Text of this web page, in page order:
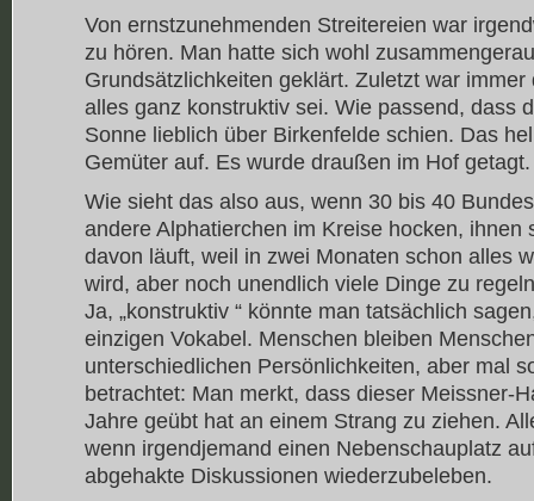
Von ernstzunehmenden Streitereien war
zu hören. Man hatte sich wohl
Grundsätzlichkeiten geklärt. Zuletzt war
alles ganz konstruktiv sei. Wie passend, dass
Sonne lieblich über Birkenfelde schien. Das
Gemüter auf. Es wurde draußen im Hof getagt.
Wie sieht das also aus, wenn 30 bis 40
andere Alphatierchen im Kreise hocken, ihnen
davon läuft, weil in zwei Monaten schon alles
wird, aber noch unendlich viele Dinge zu
Ja, „konstruktiv “ könnte man tatsächlich
einzigen Vokabel. Menschen bleiben
unterschiedlichen Persönlichkeiten, aber mal
betrachtet: Man merkt, dass dieser Meissner-
Jahre geübt hat an einem Strang zu ziehen.
wenn irgendjemand einen Nebenschauplatz
abgehakte Diskussionen wiederzubeleben.